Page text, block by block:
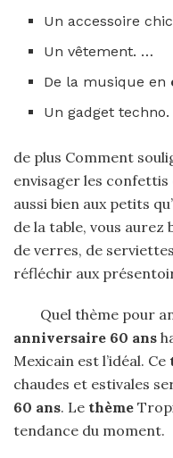
Un accessoire
Un vêtement. …
De la musique en
Un gadget techno.
de plus Comment
envisager les
aussi bien aux petits
de la table, vous aurez
de verres, de
réfléchir aux
Quel thème pour
anniversaire 60 ans
Mexicain est l’idéal. Ce
chaudes et estivales
60 ans. Le thème
tendance du moment.